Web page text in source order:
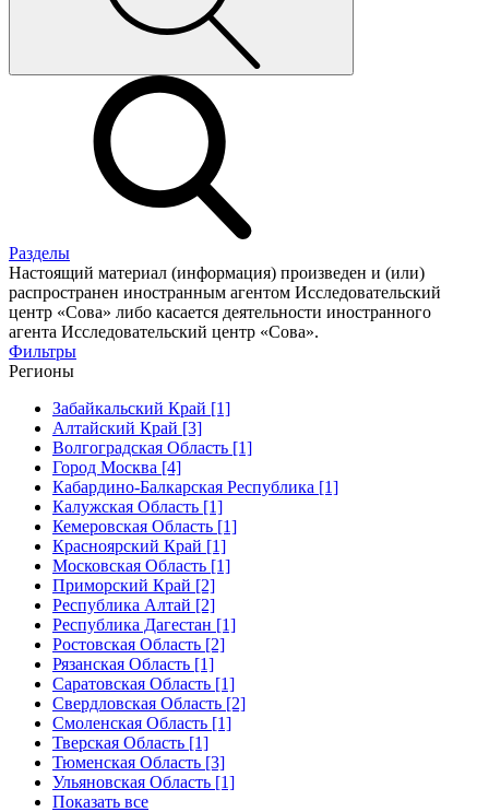
Разделы
Настоящий материал (информация) произведен и (или)
распространен иностранным агентом Исследовательский
центр «Сова» либо касается деятельности иностранного
агента Исследовательский центр «Сова».
Фильтры
Регионы
Забайкальский Край [1]
Алтайский Край [3]
Волгоградская Область [1]
Город Москва [4]
Кабардино-Балкарская Республика [1]
Калужская Область [1]
Кемеровская Область [1]
Красноярский Край [1]
Московская Область [1]
Приморский Край [2]
Республика Алтай [2]
Республика Дагестан [1]
Ростовская Область [2]
Рязанская Область [1]
Саратовская Область [1]
Свердловская Область [2]
Смоленская Область [1]
Тверская Область [1]
Тюменская Область [3]
Ульяновская Область [1]
Показать все